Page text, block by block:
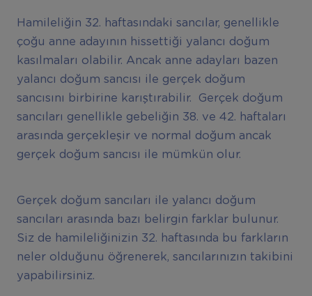
Hamileliğin 32. haftasındaki sancılar, genellikle
çoğu anne adayının hissettiği yalancı doğum
kasılmaları olabilir. Ancak anne adayları bazen
yalancı doğum sancısı ile gerçek doğum
sancısını birbirine karıştırabilir. Gerçek doğum
sancıları genellikle gebeliğin 38. ve 42. haftaları
arasında gerçekleşir ve normal doğum ancak
gerçek doğum sancısı ile mümkün olur.
Gerçek doğum sancıları ile yalancı doğum
sancıları arasında bazı belirgin farklar bulunur.
Siz de hamileliğinizin 32. haftasında bu farkların
neler olduğunu öğrenerek, sancılarınızın takibini
yapabilirsiniz.